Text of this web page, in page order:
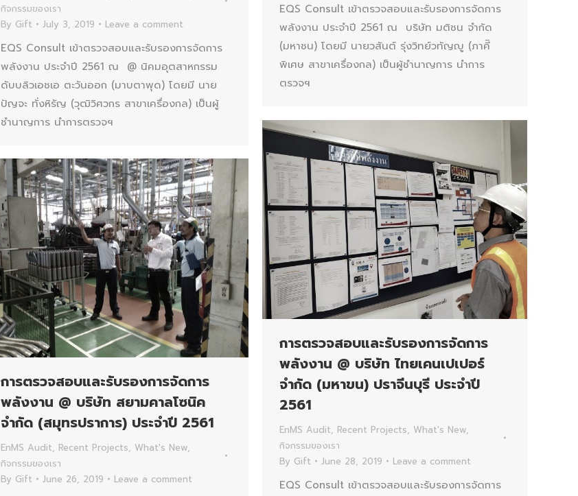
EQS Consult เข้าตรวจสอบและรับรองการจัดการ
พลังงาน ประจำปี 2561 ณ บริษัท มติชน จำกัด
(มหาชน) โดยมี นายวสันต์ รุ่งวิทย์วทัญญู (ภาคีิ
พิเศษ สาขาเครื่องกล) เป็นผู้ชำนาญการ นำการ
ตรวจฯ
กิจกรรมของเรา
By Gift July 3, 2019 Leave a comment
EQS Consult เข้าตรวจสอบและรับรองการจัดการ
พลังงาน ประจำปี 2561 ณ @ นิคมอุตสาหกรรม
ดับบลิวเอชเอ ตะวันออก (มาบตาพุด) โดยมี นาย
ปัญจะ ทั่งหิรัญ (วุฒิวิศวกร สาขาเครื่องกล) เป็นผู้
ชำนาญการ นำการตรวจฯ
การตรวจสอบและรับรองการจัดการ
พลังงาน @ บริษัท ไทยเคนเปเปอร์
จำกัด (มหาขน) ปราจีนบุรี ประจำปี
2561
EnMS Audit, Recent Projects, What's New,
กิจกรรมของเรา
By Gift June 28, 2019 Leave a comment
EQS Consult เข้าตรวจสอบและรับรองการจัดการ
การตรวจสอบและรับรองการจัดการ
พลังงาน @ บริษัท สยามคาลโซนิค
จำกัด (สมุทรปราการ) ประจำปี 2561
EnMS Audit, Recent Projects, What's New,
กิจกรรมของเรา
By Gift June 26, 2019 Leave a comment